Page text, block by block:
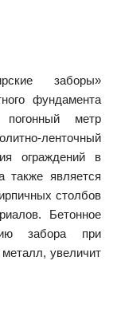
заборы»
фундамента
метр
ленточный
ограждений в
также является
столбов
Бетонное
забора при
увеличит